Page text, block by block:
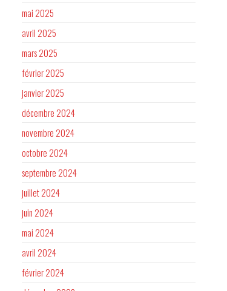
mai 2025
avril 2025
mars 2025
février 2025
janvier 2025
décembre 2024
novembre 2024
octobre 2024
septembre 2024
juillet 2024
juin 2024
mai 2024
avril 2024
février 2024